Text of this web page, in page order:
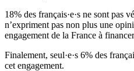
18% des français·e·s ne sont pas
n’expriment pas non plus une
engagement de la France à
Finalement, seul·e·s 6% des
cet engagement.